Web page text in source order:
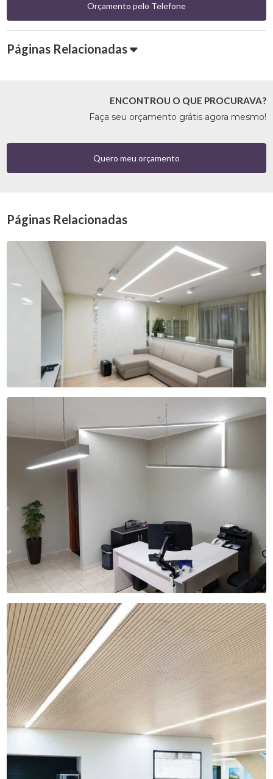
Orçamento pelo Telefone
Páginas Relacionadas
ENCONTROU O QUE PROCURAVA?
Faça seu orçamento grátis agora mesmo!
Quero meu orçamento
Páginas Relacionadas